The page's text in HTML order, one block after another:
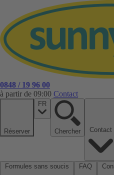
0848 / 19 96 00
à partir de 09:00 Contact
Réserver
FR
Chercher